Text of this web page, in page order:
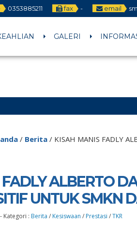
0353885211 fax - email
GALERI
/ Berita / KISAH MANIS FADLY
ALBERTO
UNTUK SMKN
- Kategori : Berita / Kesiswaan / Prestasi /TKR